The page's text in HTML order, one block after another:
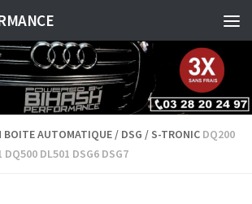
BOITE AUTOMATIQUE / DSG / S-TRONIC DQ200
DL501 DSG6 DSG7